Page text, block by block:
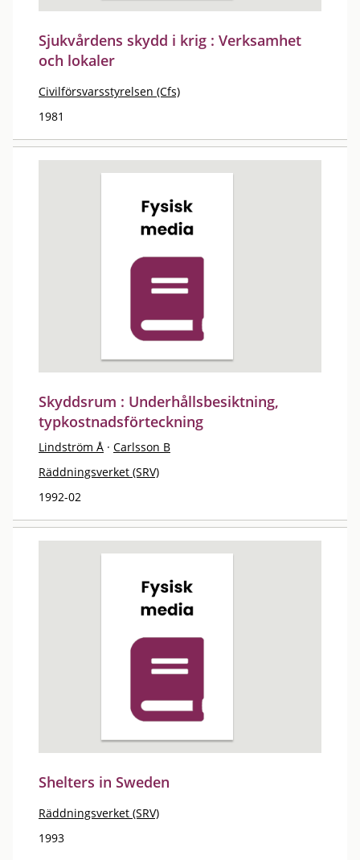
Sjukvårdens skydd i krig : Verksamhet
och lokaler
Civilförsvarsstyrelsen (Cfs)
1981
Skyddsrum : Underhållsbesiktning,
typkostnadsförteckning
Lindström Å · Carlsson B
Räddningsverket (SRV)
1992-02
Shelters in Sweden
Räddningsverket (SRV)
1993